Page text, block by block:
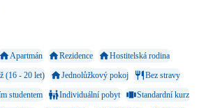
Apartmán Rezidence
Hostitelská rodina
(16 - 20 let) Jednolůžkový pokoj
Bez stravy
studentem
Individuální pobyt
Standardní kurz